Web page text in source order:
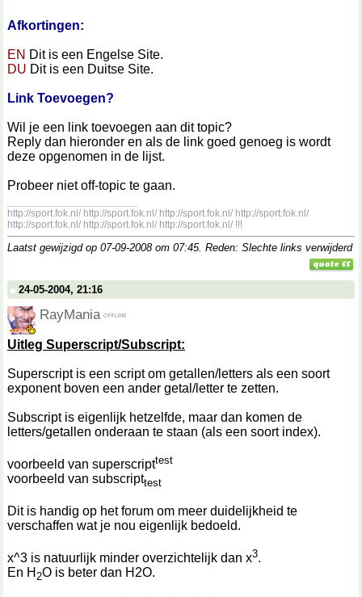
Afkortingen:
EN Dit is een Engelse Site.
DU Dit is een Duitse Site.
Link Toevoegen?
Wil je een link toevoegen aan dit topic?
Reply dan hieronder en als de link goed genoeg is wordt
deze opgenomen in de lijst.
Probeer niet off-topic te gaan.
http://sport.fok.nl/ http://sport.fok.nl/ http://sport.fok.nl/ http://sport.fok.nl/
http://sport.fok.nl/ http://sport.fok.nl/ http://sport.fok.nl/ !!!
Laatst gewijzigd op 07-09-2008 om 07:45. Reden: Slechte links verwijderd
24-05-2004, 21:16
RayMania
Uitleg Superscript/Subscript:
Superscript is een script om getallen/letters als een soort
exponent boven een ander getal/letter te zetten.
Subscript is eigenlijk hetzelfde, maar dan komen de
letters/getallen onderaan te staan (als een soort index).
voorbeeld van superscripttest
voorbeeld van subscripttest
Dit is handig op het forum om meer duidelijkheid te
verschaffen wat je nou eigenlijk bedoeld.
x^3 is natuurlijk minder overzichtelijk dan x3.
En H 2O is beter dan H2O.